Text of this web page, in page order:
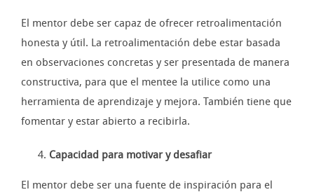
El mentor debe ser capaz de ofrecer retroalimentación
honesta y útil. La retroalimentación debe estar basada
en observaciones concretas y ser presentada de manera
constructiva, para que el mentee la utilice como una
herramienta de aprendizaje y mejora. También tiene que
fomentar y estar abierto a recibirla.
Capacidad para motivar y desafiar
El mentor debe ser una fuente de inspiración para el